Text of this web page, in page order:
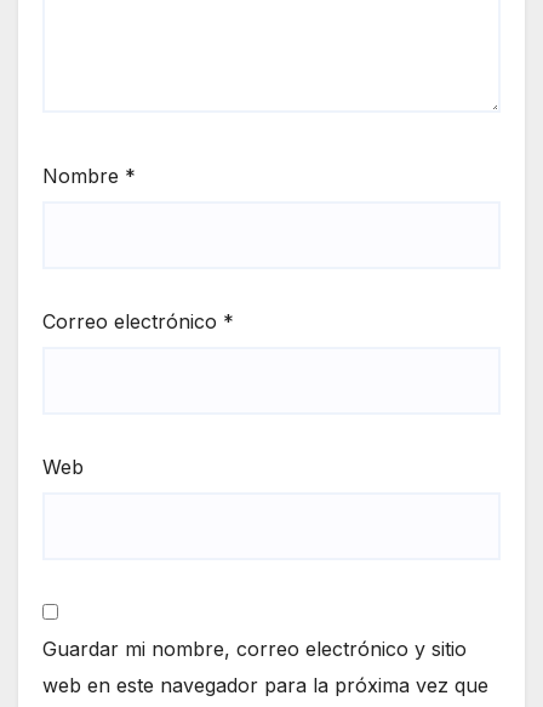
Nombre *
Correo electrónico *
Web
Guardar mi nombre, correo electrónico y sitio
web en este navegador para la próxima vez que